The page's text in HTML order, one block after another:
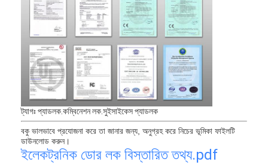
প্রবেশদ্বার হ্যান্ডলেসেট
স্মার্ট ডোর লক
শেড দরজার তালা
দরজার আনুষাঙ্গিক হার্ডওয়্যার
সিলিন্ডার ডোর বোতাম
টিউবুলার লক
ট্যাগঃ প্যাডলক.কম্বিনেশন লক.সুইসাইকেস প্যাডলক
বকু ভালভাবে প্রযোজনা করে তা জানার জন্য, অনুগ্রহ করে নিচের ভূমিকা ফাইলটি
ডাউনলোড করুন।
ইলেকট্রনিক ডোর লক বিস্তারিত তথ্য.pdf